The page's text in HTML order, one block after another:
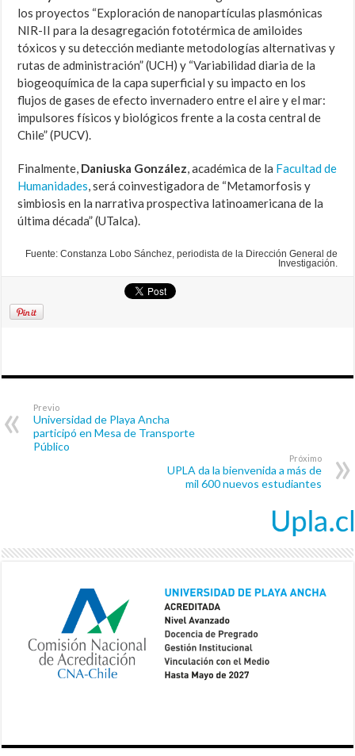
los proyectos “Exploración de nanopartículas plasmónicas
NIR-II para la desagregación fototérmica de amiloides
tóxicos y su detección mediante metodologías alternativas y
rutas de administración” (UCH) y “Variabilidad diaria de la
biogeoquímica de la capa superficial y su impacto en los
flujos de gases de efecto invernadero entre el aire y el mar:
impulsores físicos y biológicos frente a la costa central de
Chile” (PUCV).
Finalmente, Daniuska González, académica de la Facultad de
Humanidades, será coinvestigadora de “Metamorfosis y
simbiosis en la narrativa prospectiva latinoamericana de la
última década” (UTalca).
Fuente: Constanza Lobo Sánchez, periodista de la Dirección General de
Investigación.
Previo
Universidad de Playa Ancha
participó en Mesa de Transporte
Público
Próximo
UPLA da la bienvenida a más de
mil 600 nuevos estudiantes